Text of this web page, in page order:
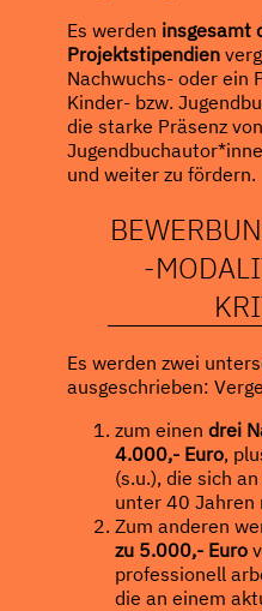
Es werden insgesamt
Projektstipendien
Nachwuchs- oder ein
Kinder- bzw.
die starke Präsenz
und weiter zu fördern.
-
Es werden zwei
ausgeschrieben:
zum einen drei
4.000,- Euro,
(s.u.), die sich
unter 40 Jahren
Zum anderen
zu 5.000,- Euro
professionell
die an einem